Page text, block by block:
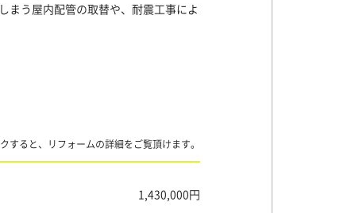
まう屋内配管の取替や、耐震工事によ
すると、リフォームの詳細をご覧頂けます。
1,430,000円